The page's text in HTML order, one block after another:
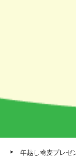
年越し蕎麦プレゼ